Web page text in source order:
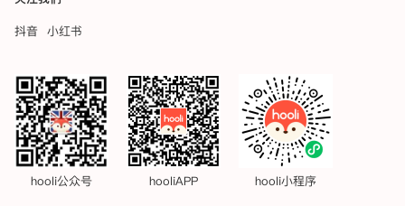
抖音
小红书
hooli公众号 hooliAPP hooli小程序